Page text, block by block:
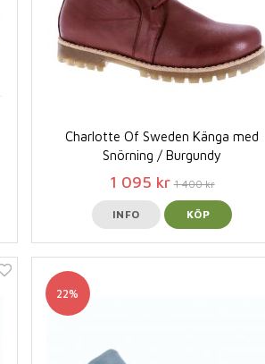
Charlotte Of Sweden Känga med
Snörning / Burgundy
1 095 kr 1 400 kr
INFO KÖP
22%